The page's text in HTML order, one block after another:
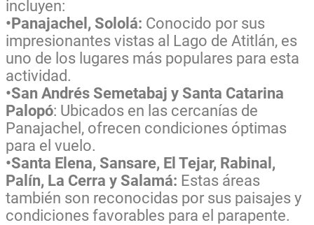
incluyen:
•Panajachel, Sololá: Conocido por sus
impresionantes vistas al Lago de Atitlán, es
uno de los lugares más populares para esta
actividad.
•San Andrés Semetabaj y Santa Catarina
Palopó: Ubicados en las cercanías de
Panajachel, ofrecen condiciones óptimas
para el vuelo.
•Santa Elena, Sansare, El Tejar, Rabinal,
Palín, La Cerra y Salamá: Estas áreas
también son reconocidas por sus paisajes y
condiciones favorables para el parapente.